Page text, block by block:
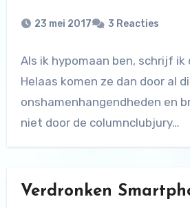
23 mei 2017 3 Reacties
Als ik hypomaan ben, schrijf ik
Helaas komen ze dan door al
onshamenhangendheden en
niet door de columnclubjury…
Verdronken